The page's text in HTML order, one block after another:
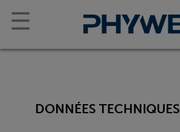
☰
DONNÉES TECHNIQUES